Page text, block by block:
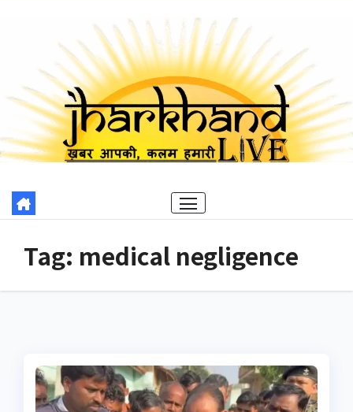
Tag: medical negligence